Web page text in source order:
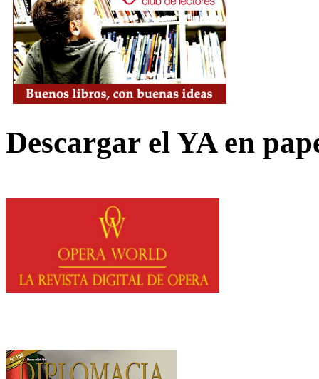
Descargar el YA en